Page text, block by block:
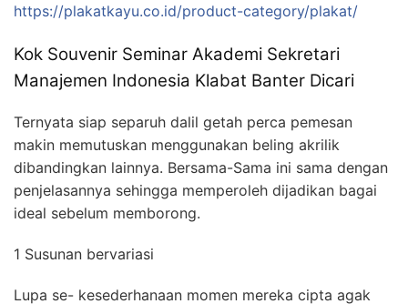
https://plakatkayu.co.id/product-category/plakat/
Kok Souvenir Seminar Akademi Sekretari
Manajemen Indonesia Klabat Banter Dicari
Ternyata siap separuh dalil getah perca pemesan
makin memutuskan menggunakan beling akrilik
dibandingkan lainnya. Bersama-Sama ini sama dengan
penjelasannya sehingga memperoleh dijadikan bagai
ideal sebelum memborong.
1 Susunan bervariasi
Lupa se- kesederhanaan momen mereka cipta agak